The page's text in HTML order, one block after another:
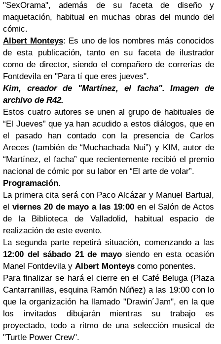
"SexOrama", además de su faceta de diseño y
maquetación, habitual en muchas obras del mundo del
cómic.
Albert Monteys: Es uno de los nombres más conocidos
de esta publicación, tanto en su faceta de ilustrador
como de director, siendo el compañero de correrías de
Fontdevila en "Para tí que eres jueves".
Kim, creador de "Martínez, el facha". Imagen de
archivo de R42.
Estos cuatro autores se unen al grupo de habituales de
“El Jueves” que ya han acudido a estos diálogos, que en
el pasado han contado con la presencia de Carlos
Areces (también de “Muchachada Nui”) y KIM, autor de
“Martínez, el facha” que recientemente recibió el premio
nacional de cómic por su labor en “El arte de volar”.
Programación.
La primera cita será con Paco Alcázar y Manuel Bartual,
el viernes 20 de mayo a las 19:00en el Salón de Actos
de la Biblioteca de Valladolid, habitual espacio de
realización de este evento.
La segunda parte repetirá situación, comenzando a las
12:00 del sábado 21 de mayosiendo en esta ocasión
Manel Fontdevila y Albert Monteys como ponentes.
Para finalizar se hará el cierre en el Café Beluga (Plaza
Cantarranillas, esquina Ramón Núñez) a las 19:00 con lo
que la organización ha llamado "Drawin´Jam", en la que
los invitados dibujarán mientras su trabajo es
proyectado, todo a ritmo de una selección musical de
"Turtle Power Crew".